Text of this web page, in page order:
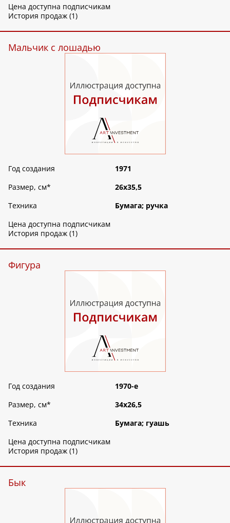
Цена доступна подписчикам
История продаж (1)
Мальчик с лошадью
Год создания
1971
Размер, см*
26х35,5
Техника
Бумага; ручка
Цена доступна подписчикам
История продаж (1)
Фигура
Год создания
1970-е
Размер, см*
34х26,5
Техника
Бумага; гуашь
Цена доступна подписчикам
История продаж (1)
Бык